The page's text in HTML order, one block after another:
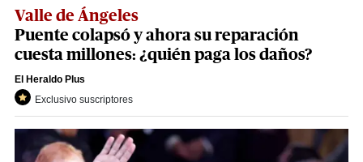
Valle de Ángeles
Puente colapsó y ahora su reparación
cuesta millones: ¿quién paga los daños?
El Heraldo Plus
Exclusivo suscriptores